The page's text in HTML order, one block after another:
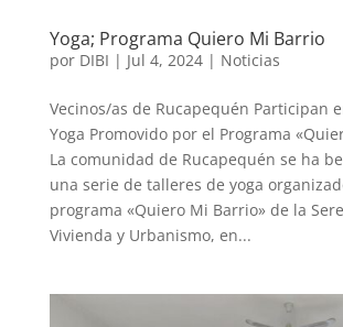
Yoga; Programa Quiero Mi Barrio
por DIBI | Jul 4, 2024| Noticias
Vecinos/as de Rucapequén Participan
Yoga Promovido por el Programa
La comunidad de Rucapequén se ha
una serie de talleres de yoga
programa «Quiero Mi Barrio» de la
Vivienda y Urbanismo, en...